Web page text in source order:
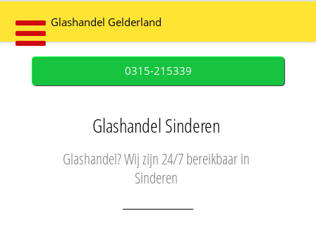
Glashandel Gelderland
0315-215339
Glashandel Sinderen
Glashandel? Wij zijn 24/7 bereikbaar in
Sinderen